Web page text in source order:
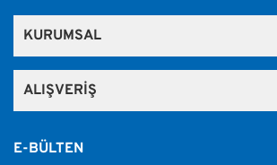
Ürün bilgilerinde hatalar bulunuyor.
Bu ürüne benzer farklı alternatifler olmalı.
KURUMSAL
ALIŞVERİŞ
E-BÜLTEN